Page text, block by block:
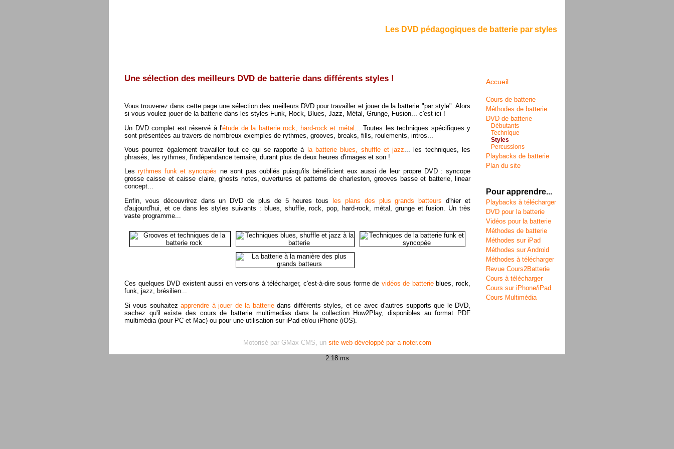
Les DVD pédagogiques de batterie par styles
Une sélection des meilleurs DVD de batterie dans différents styles !
Vous trouverez dans cette page une sélection des meilleurs DVD pour travailler et jouer de la batterie "par style". Alors
si vous voulez jouer de la batterie dans les styles Funk, Rock, Blues, Jazz, Métal, Grunge, Fusion... c'est ici !
Un DVD complet est réservé à l'étude de la batterie rock, hard-rock et métal ... Toutes les techniques spécifiques y
sont présentées au travers de nombreux exemples de rythmes, grooves, breaks, fills, roulements, intros...
Vous pourrez également travailler tout ce qui se rapporte à
la batterie blues, shuffle et jazz ... les techniques, les
phrasés, les rythmes, l'indépendance ternaire, durant plus de deux heures d'images et son !
Lesrythmes funk et syncopés ne sont pas oubliés puisqu'ils bénéficient eux aussi de leur propre DVD : syncope
grosse caisse et caisse claire, ghosts notes, ouvertures et patterns de charleston, grooves basse et batterie, linear
concept...
Enfin, vous découvrirez dans un DVD de plus de 5 heures tousles plans des plus grands batteurs d'hier et
d'aujourd'hui, et ce dans les styles suivants : blues, shuffle, rock, pop, hard-rock, métal, grunge et fusion. Un très
vaste programme...
Ces quelques DVD existent aussi en versions à télécharger, c'est-à-dire sous forme de vidéos de batterieblues, rock,
funk, jazz, brésilien...
Si vous souhaitezapprendre à jouer de la batteriedans différents styles, et ce avec d'autres supports que le DVD,
sachez qu'il existe des cours de batterie multimedias dans la collection How2Play, disponibles au format PDF
multimédia (pour PC et Mac) ou pour une utilisation sur iPad et/ou iPhone (iOS).
Accueil
Cours de batterie
Méthodes de batterie
DVD de batterie
Débutants
Technique
Styles
Percussions
Playbacks de batterie
Plan du site
Pour apprendre...
Playbacks à télécharger
DVD pour la batterie
Vidéos pour la batterie
Méthodes de batterie
Méthodes sur iPad
Méthodes sur Android
Méthodes à télécharger
Revue Cours2Batterie
Cours à télécharger
Cours sur iPhone/iPad
Cours Multimédia
Motorisé par GMax CMS, un site web développé par a-noter.com
2.18 ms